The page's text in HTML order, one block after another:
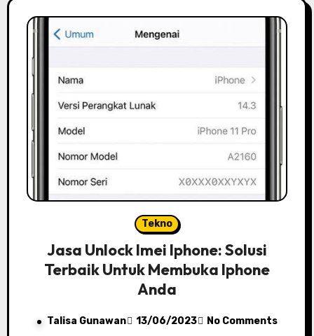
Tekno
Jasa Unlock Imei Iphone: Solusi
Terbaik Untuk Membuka Iphone
Anda
Talisa Gunawan 13/06/2023 No Comments